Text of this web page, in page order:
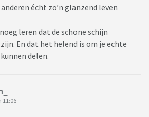
ik dat hier niet gepost, vraag ik me af.
Zelfs een vriendin van jongste
Want hij vertoonde raar gedrag. En
er niks van. Kregen ook ruzie.
heb gedeeld dat t thuis echt
zijn vriendin contact. Want vriendin
Kon en kan niet echt doordringen. Ze
écht zo’n glanzend leven
leren dat de schone schijn
En dat het helend is om je echte
delen.
11:06